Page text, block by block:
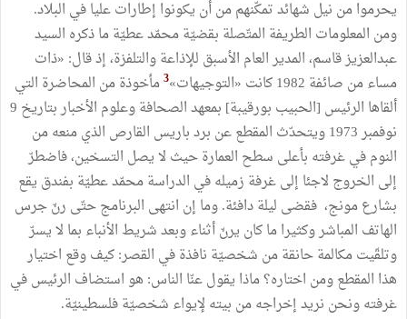
يحرموامن نيل شهائدتمكّنهممنأن يكونوا إطاراتعليافي البلاد.
ومن المعلومات الطريفة المتّصلة بقضيّةمحمّدعطيّةماذكره السيد
عبدالعزيزقاسم،المديرالعام الأسبق للإذاعةوالتلفزة،إذقال:
«ذات
مساءمن صائفة 1982كانت «التوجيهات»
3مأخوذةمن المحاضرة التي
ألقاها الرئيس [الحبيب بورقيبة] بمعهدالصحافةوعلوم الأخباربتاريخ 9
نوفمبر1973ويتحدّث المقطععن بردباريس القارص الذيمنعهمن
النومفيغرفته بأعلى سطح العمارةحيث لايصل التسخين،فاضطرّ
إلى الخروج لاجئا إلىغرفة زميلهفي الدراسةمحمّدعطيّة بفندق يقع
بشارعمونج، فقضى ليلةدافئة.وما إن انتهى البرنامجحتّى رنّجرس
الهاتف المباشروكثيراماكان يرنّأثناءوبعدشريط الأنباء بما لايسرّ
وتلقّيتمكالمةحانقةمن شخصيّة نافذةفي القصر:كيفوقع اختيار
هذا المقطعومن اختاره؟ماذا يقولعنّا الناس: هواستضاف الرئيسفي
غرفتهونحن نريدإخراجهمن بيته لإيواء شخصيّةفلسطينيّة.